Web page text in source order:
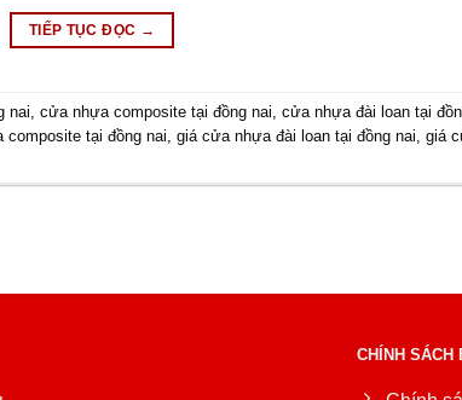
TIẾP TỤC ĐỌC →
nai,cửa nhựa composite tại đồng nai,cửa nhựa đài loan tại
composite tại đồng nai,giá cửa nhựa đài loan tại đồng nai,giá
CHÍNH SÁCH